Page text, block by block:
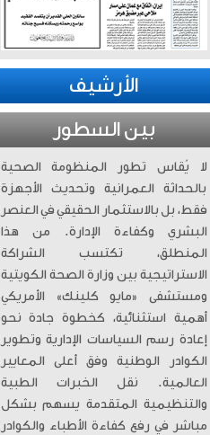
الأرشيف
بين السطور
لا يُقاس تطور المنظومة الصحية
بالحداثة العمرانية وتحديث الأجهزة
فقط، بل بالاستثمار الحقيقي في العنصر
البشري وكفاءة الإدارة. من هذا
المنطلق، تكتسب الشراكة
الاستراتيجية بين وزارة الصحة الكويتية
ومستشفى «مايو كلينك» الأمريكي
أهمية استثنائية، كخطوة جادة نحو
إعادة رسم السياسات الإدارية وتطوير
الكوادر الوطنية وفق أعلى المعايير
العالمية. ​ نقل الخبرات الطبية
والتنظيمية المتقدمة يسهم بشكل
مباشر في رفع كفاءة الأطباء والكوادر